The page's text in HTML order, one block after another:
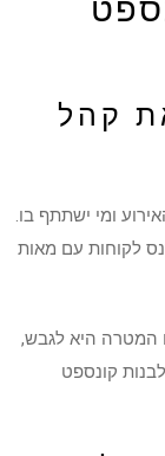
קהל
ומי ישתתף בו.
לקוחות עם מאות
המטרה היא לגבש,
קונספט